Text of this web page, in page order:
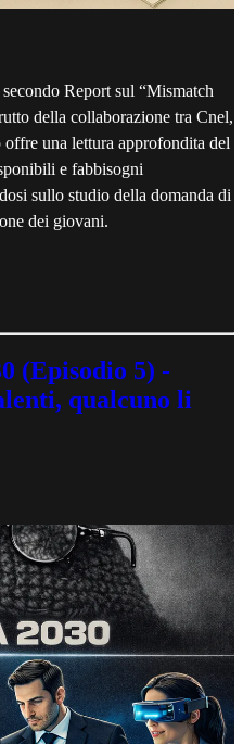
Report sul “Mismatch
della collaborazione tra Cnel,
una lettura approfondita del
e fabbisogni
sullo studio della domanda di
dei giovani.
(Episodio 5) -
qualcuno li